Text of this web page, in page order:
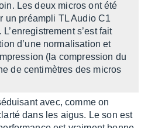
Les deux micros ont été
un préam­pli TL Audio C1
s’est fait
d’une norma­li­sa­tion et
(la compres­sion du
de centi­mètres des micros
avec, comme on
dans les aigus. Le son est